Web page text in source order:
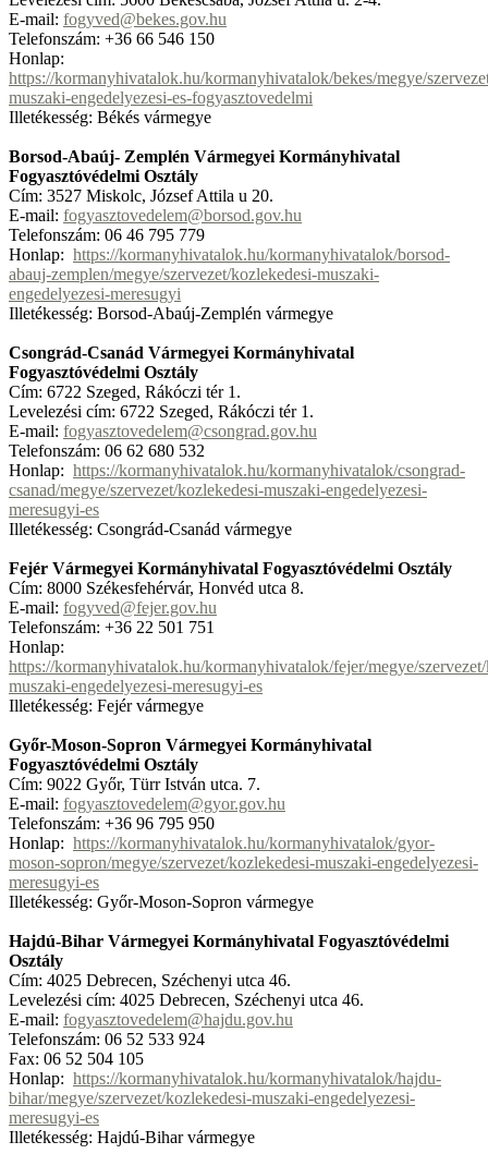
E-mail: fogyved@bekes.gov.hu
Telefonszám: +36 66 546 150
Honlap:
https://kormanyhivatalok.hu/kormanyhivatalok/bekes/megye/
muszaki-engedelyezesi-es-fogyasztovedelmi
Illetékesség: Békés vármegye
Borsod-Abaúj- Zemplén Vármegyei Kormányhivatal
Fogyasztóvédelmi Osztály
Cím: 3527 Miskolc, József Attila u 20.
E-mail: fogyasztovedelem@borsod.gov.hu
Telefonszám: 06 46 795 779
Honlap: https://kormanyhivatalok.hu/kormanyhivatalok/borsod-
abauj-zemplen/megye/szervezet/kozlekedesi-muszaki-
engedelyezesi-meresugyi
Illetékesség: Borsod-Abaúj-Zemplén vármegye
Csongrád-Csanád Vármegyei Kormányhivatal
Fogyasztóvédelmi Osztály
Cím: 6722 Szeged, Rákóczi tér 1.
Levelezési cím: 6722 Szeged, Rákóczi tér 1.
E-mail: fogyasztovedelem@csongrad.gov.hu
Telefonszám: 06 62 680 532
Honlap: https://kormanyhivatalok.hu/kormanyhivatalok/csongrad-
csanad/megye/szervezet/kozlekedesi-muszaki-engedelyezesi-
meresugyi-es
Illetékesség: Csongrád-Csanád vármegye
Fejér Vármegyei Kormányhivatal Fogyasztóvédelmi Osztály
Cím: 8000 Székesfehérvár, Honvéd utca 8.
E-mail: fogyved@fejer.gov.hu
Telefonszám: +36 22 501 751
Honlap:
https://kormanyhivatalok.hu/kormanyhivatalok/fejer/megye/
muszaki-engedelyezesi-meresugyi-es
Illetékesség: Fejér vármegye
Győr-Moson-Sopron Vármegyei Kormányhivatal
Fogyasztóvédelmi Osztály
Cím: 9022 Győr, Türr István utca. 7.
E-mail: fogyasztovedelem@gyor.gov.hu
Telefonszám: +36 96 795 950
Honlap: https://kormanyhivatalok.hu/kormanyhivatalok/gyor-
moson-sopron/megye/szervezet/kozlekedesi-muszaki-engedelyezesi-
meresugyi-es
Illetékesség: Győr-Moson-Sopron vármegye
Hajdú-Bihar Vármegyei Kormányhivatal Fogyasztóvédelmi
Osztály
Cím: 4025 Debrecen, Széchenyi utca 46.
Levelezési cím: 4025 Debrecen, Széchenyi utca 46.
E-mail: fogyasztovedelem@hajdu.gov.hu
Telefonszám: 06 52 533 924
Fax: 06 52 504 105
Honlap: https://kormanyhivatalok.hu/kormanyhivatalok/hajdu-
bihar/megye/szervezet/kozlekedesi-muszaki-engedelyezesi-
meresugyi-es
Illetékesség: Hajdú-Bihar vármegye